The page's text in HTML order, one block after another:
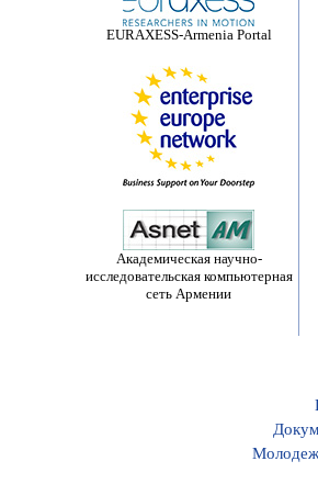
EURAXESS-Armenia Portal
Академическая научно-
исследовательская компьютерная
сеть Армении